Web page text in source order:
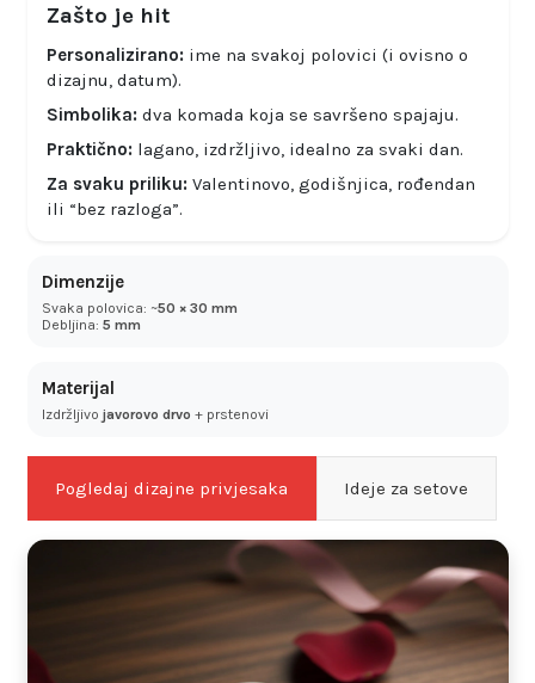
Zašto je hit
Personalizirano:ime na svakoj polovici (i ovisno o
dizajnu, datum).
Simbolika:dva komada koja se savršeno spajaju.
Praktično:lagano, izdržljivo, idealno za svaki dan.
Za svaku priliku:Valentinovo, godišnjica, rođendan
ili “bez razloga”.
Dimenzije
Svaka polovica: ~50 × 30 mm
Debljina: 5 mm
Materijal
Izdržljivo javorovo drvo + prstenovi
Pogledaj dizajne privjesaka Ideje za setove